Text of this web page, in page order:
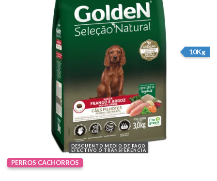
DESCUENTO MEDIO DE PAGO
EFECTIVO O TRANSFERENCIA
10Kg
PERROS CACHORROS